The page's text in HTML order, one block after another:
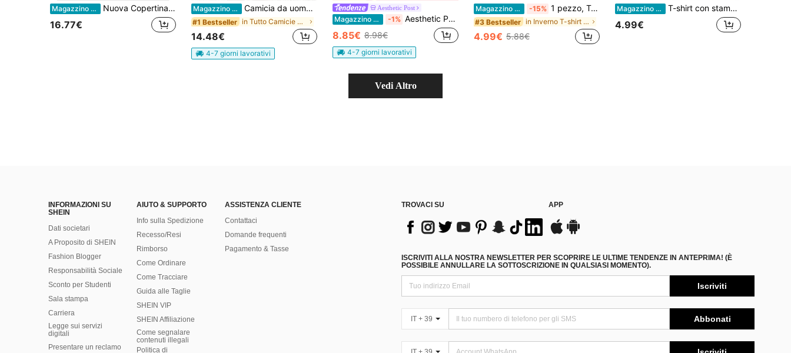
Magazzino EU Nuova Copertina Album Anna Pepe Million Dollar Baby Maglietta per Fan 2026
16.77€
Magazzino EU Camicia da uomo a tinta unita con maniche lunghe, tasca singola, vestibilità ampia, casual, taglie forti, adatta per l'autunno, stile smart casual
#1 Bestseller in Tutto Camicie da uomo
14.48€
4-7 giorni lavorativi
Aesthetic Post
Magazzino EU -1% Aesthetic Post Maglietta casual da uomo con stampa digitale, girocollo e maniche corte
8.85€ 8.98€
4-7 giorni lavorativi
Magazzino EU -15% 1 pezzo, T-shirt a maniche corte in cotone dalla vestibilità ampia, girocollo, unisex, con stampa a cuori blu fusi e lettere gotiche.
#3 Bestseller in Inverno T-shirt da uomo
4.99€ 5.88€
Magazzino EU T-shirt con stampa grafica taglie forti - Bianco e Nero, manica corta casual, girocollo, cotone, per uomo e donna, vestibilità regolare, comoda per tutte le stagioni, st
4.99€
Vedi Altro
INFORMAZIONI SU
SHEIN
Dati societari
A Proposito di SHEIN
Fashion Blogger
Responsabilità Sociale
Sconto per Studenti
Sala stampa
Carriera
Legge sui servizi
digitali
Presentare un reclamo
AIUTO & SUPPORTO
Info sulla Spedizione
Recesso/Resi
Rimborso
Come Ordinare
Come Tracciare
Guida alle Taglie
SHEIN VIP
SHEIN Affiliazione
Come segnalare
contenuti illegali
Politica di
ASSISTENZA CLIENTE
Contattaci
Domande frequenti
Pagamento & Tasse
TROVACI SU APP
ISCRIVITI ALLA NOSTRA NEWSLETTER PER SCOPRIRE LE ULTIME TENDENZE IN ANTEPRIMA! (È
POSSIBILE ANNULLARE LA SOTTOSCRIZIONE IN QUALSIASI MOMENTO).
Iscriviti
IT + 39 Abbonati